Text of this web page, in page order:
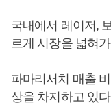
국내에서 레이저,
르게 시장을 넓혀
파마리서치 매출
상을 차지하고 있